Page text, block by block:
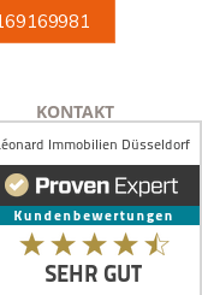
KONTAKT